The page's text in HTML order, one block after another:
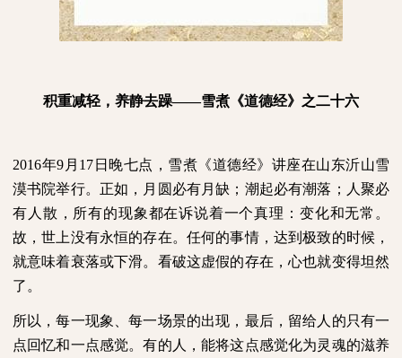
积重减轻，养静去躁——雪煮《道德经》之二十六
2016年9 月 17 日晚七点，雪煮《道德经》讲座在山东沂山雪
漠书院举行。正如，月圆必有月缺；潮起必有潮落；人聚必
有人散，所有的现象都在诉说着一个真理：变化和无常。
故，世上没有永恒的存在。任何的事情，达到极致的时候，
就意味着衰落或下滑。看破这虚假的存在，心也就变得坦然
了。
所以，每一现象、每一场景的出现，最后，留给人的只有一
点回忆和一点感觉。有的人，能将这点感觉化为灵魂的滋养